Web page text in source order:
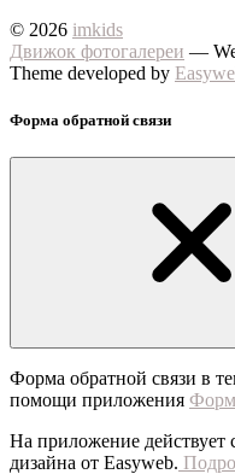
© 2026 imkids
Движок фотогалереи —
Theme developed by
Форма обратной связи
Форма обратной связи в
помощи приложения
На приложение действует
дизайна от Easyweb.